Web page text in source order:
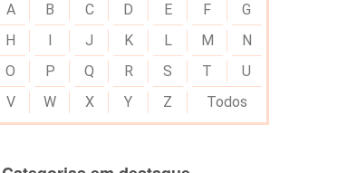
A B C D E F
G
H
I J K L M
N
O
P Q R S T
U
V
W X Y Z Todos